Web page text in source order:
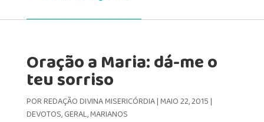
Oração a Maria: dá-me o
teu sorriso
PORREDAÇÃO DIVINA MISERICÓRDIA|MAIO 22, 2015|
DEVOTOS,GERAL,MARIANOS